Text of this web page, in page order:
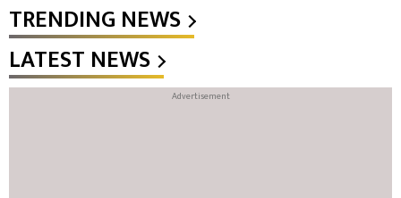
TRENDING NEWS
LATEST NEWS